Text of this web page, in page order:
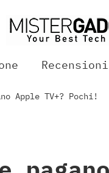
Recensioni
Apple TV+? Pochi!